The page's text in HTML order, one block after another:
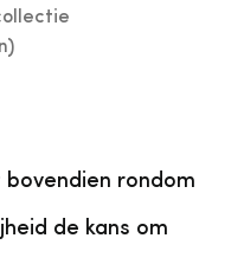
bovendien rondom
de kans om